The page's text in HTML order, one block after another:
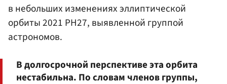
в небольших изменениях эллиптической
орбиты 2021 PH27, выявленной группой
астрономов.
В долгосрочной перспективе эта орбита
нестабильна. По словам членов группы,